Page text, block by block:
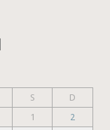
S
D
1
2